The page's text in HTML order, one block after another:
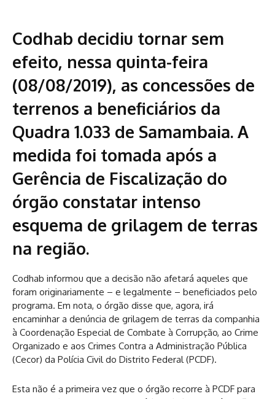
Codhab decidiu tornar sem
efeito, nessa quinta-feira
(08/08/2019), as concessões de
terrenos a beneficiários da
Quadra 1.033 de Samambaia. A
medida foi tomada após a
Gerência de Fiscalização do
órgão constatar intenso
esquema de grilagem de terras
na região.
Codhab informou que a decisão não afetará aqueles que
foram originariamente – e legalmente – beneficiados pelo
programa. Em nota, o órgão disse que, agora, irá
encaminhar a denúncia de grilagem de terras da companhia
à Coordenação Especial de Combate à Corrupção, ao Crime
Organizado e aos Crimes Contra a Administração Pública
(Cecor) da Polícia Civil do Distrito Federal (PCDF).
Esta não é a primeira vez que o órgão recorre à PCDF para